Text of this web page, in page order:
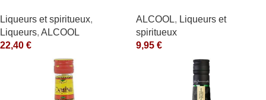
Lapostolle
Liqueurs et spiritueux,
Liqueurs, ALCOOL
22,40 €
ALCOOL, Liqueurs et
spiritueux
9,95 €